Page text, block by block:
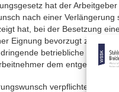
hat der
nach einer Verlängerung
hat, bei der Besetzung
Eignung bevorzugt zu
betriebliche Gründe
dem
verpflichtet den